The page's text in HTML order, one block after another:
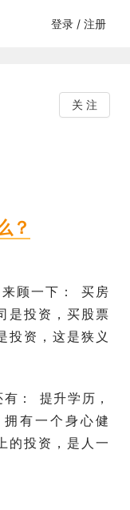
登录 / 注册
关 注
？
顾一下： 买房
是投资，买股票
投资，这是狭义
： 提升学历，
有一个身心健
的投资，是人一